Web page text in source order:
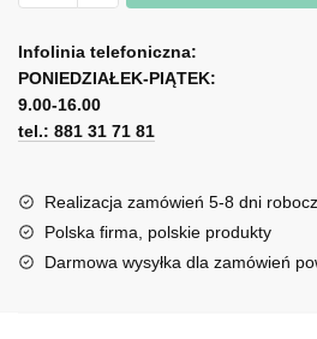
reprodukcją
-
piękna
Pandora
l
t
e
r
a
t
i
Infolinia telefoniczna:
PONIEDZIAŁEK-PIĄTEK:
9.00-16.00
tel.: 881 31 71 81
Realizacja zamówień 5-8 dni
Polska firma, polskie produkty
Darmowa wysyłka dla zamówień